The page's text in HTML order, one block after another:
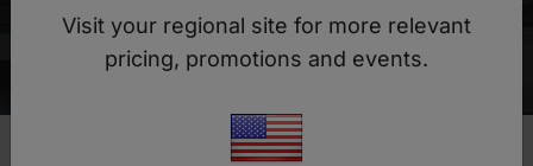
omogočili centralno upravljanje
Visit your regional site for more relevant
pricing, promotions and events.